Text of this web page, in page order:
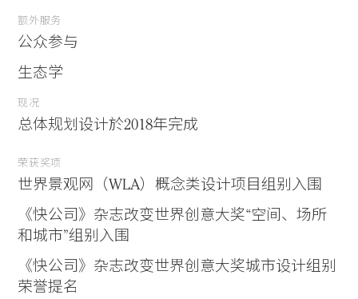
额外服务
公众参与
生态学
现况
总体规划设计於2018年完成
荣获奖项
世界景观网（WLA）概念类设计项目组别入围
《快公司》杂志改变世界创意大奖“空间、场所
和城市”组别入围
《快公司》杂志改变世界创意大奖城市设计组别
荣誉提名